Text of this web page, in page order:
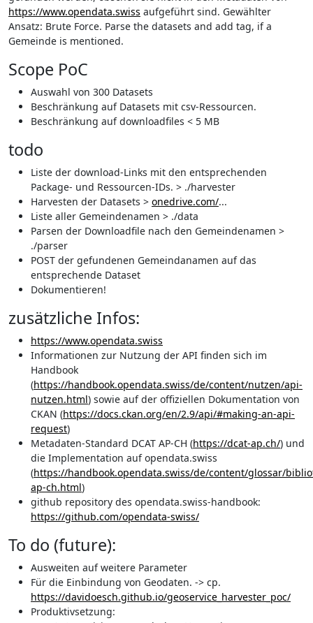
https://www.opendata.swiss aufgeführt sind. Gewählter
Ansatz: Brute Force. Parse the datasets and add tag, if a
Gemeinde is mentioned.
Scope PoC
Auswahl von 300 Datasets
Beschränkung auf Datasets mit csv-Ressourcen.
Beschränkung auf downloadfiles < 5 MB
todo
Liste der download-Links mit den entsprechenden
Package- und Ressourcen-IDs. > ./harvester
Harvesten der Datasets > onedrive.com/...
Liste aller Gemeindenamen > ./data
Parsen der Downloadfile nach den Gemeindenamen >
./parser
POST der gefundenen Gemeindanamen auf das
entsprechende Dataset
Dokumentieren!
zusätzliche Infos:
https://www.opendata.swiss
Informationen zur Nutzung der API finden sich im
Handbook
(https://handbook.opendata.swiss/de/content/nutzen/api-
nutzen.html) sowie auf der offiziellen Dokumentation von
CKAN (https://docs.ckan.org/en/2.9/api/#making-an-api-
request)
Metadaten-Standard DCAT AP-CH (https://dcat-ap.ch/) und
die Implementation auf opendata.swiss
(https://handbook.opendata.swiss/de/content/glossar/
ap-ch.html)
github repository des opendata.swiss-handbook:
https://github.com/opendata-swiss/
To do (future):
Ausweiten auf weitere Parameter
Für die Einbindung von Geodaten. -> cp.
https://davidoesch.github.io/geoservice_harvester_poc/
Produktivsetzung: